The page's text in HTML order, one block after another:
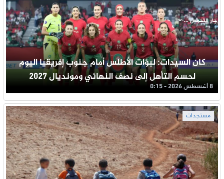
كان السيدات: لبؤات الأطلس أمام جنوب إفريقيا اليوم
لحسم التأهل إلى نصف النهائي ومونديال 2027
8 أغسطس 2026 - 0:15
مستجدات
جار التحميل ...